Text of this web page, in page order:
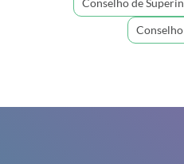
Conselho de